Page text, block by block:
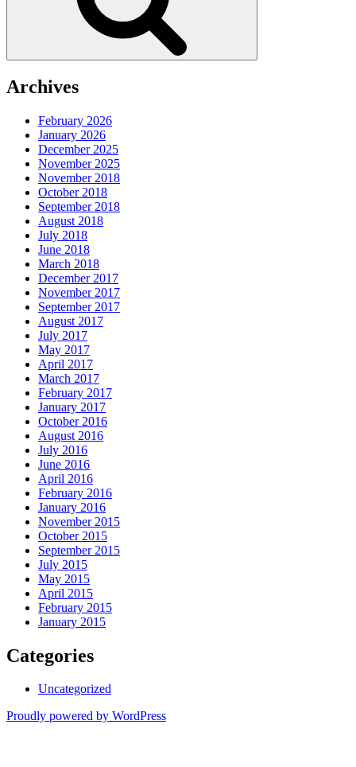
Archives
February 2026
January 2026
December 2025
November 2025
November 2018
October 2018
September 2018
August 2018
July 2018
June 2018
March 2018
December 2017
November 2017
September 2017
August 2017
July 2017
May 2017
April 2017
March 2017
February 2017
January 2017
October 2016
August 2016
July 2016
June 2016
April 2016
February 2016
January 2016
November 2015
October 2015
September 2015
July 2015
May 2015
April 2015
February 2015
January 2015
Categories
Uncategorized
Proudly powered by WordPress